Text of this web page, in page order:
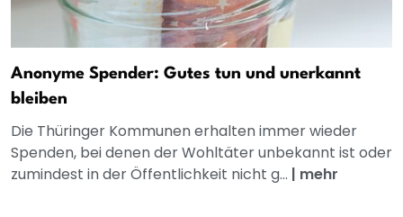
Anonyme Spender: Gutes tun und unerkannt
bleiben
Die Thüringer Kommunen erhalten immer wieder
Spenden, bei denen der Wohltäter unbekannt ist oder
zumindest in der Öffentlichkeit nicht g... | mehr